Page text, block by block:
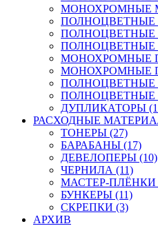
МОНОХРОМНЫЕ
ПОЛНОЦВЕТНЫЕ
ПОЛНОЦВЕТНЫЕ
ПОЛНОЦВЕТНЫЕ
МОНОХРОМНЫЕ
МОНОХРОМНЫЕ
ПОЛНОЦВЕТНЫЕ
ПОЛНОЦВЕТНЫЕ
ДУПЛИКАТОРЫ
РАСХОДНЫЕ
ТОНЕРЫ (27)
БАРАБАНЫ (17)
ДЕВЕЛОПЕРЫ (10)
ЧЕРНИЛА (11)
МАСТЕР-ПЛЁНКИ
БУНКЕРЫ (11)
СКРЕПКИ (3)
АРХИВ